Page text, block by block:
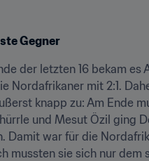
Gegner
der letzten 16 bekam
Nordafrikaner mit 2:1.
knapp zu: Am Ende
und Mesut Özil ging
Damit war für die
mussten sie sich nur